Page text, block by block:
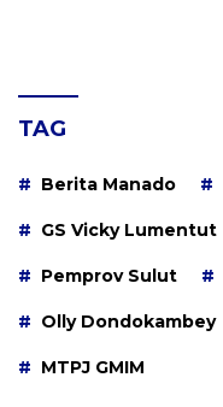
TAG
Berita Manado
GS Vicky Lumentut
Pemprov Sulut
Olly Dondokambey
MTPJ GMIM